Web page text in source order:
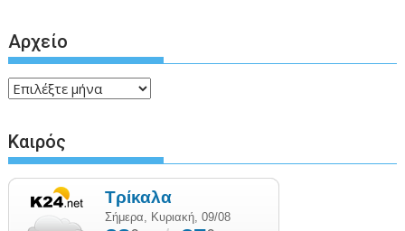
Αρχείο
Αρχείο
Καιρός